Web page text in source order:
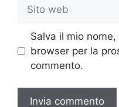
web
Salva il mio
browser per la
commento.